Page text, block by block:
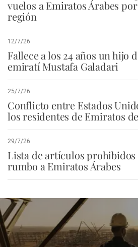
vuelos a Emiratos Árabes
región
12/7/26
Fallece a los 24 años un hijo
emiratí Mustafa Galadari
25/7/26
Conflicto entre Estados
los residentes de Emiratos
29/7/26
Lista de artículos prohibidos
rumbo a Emiratos Árabes